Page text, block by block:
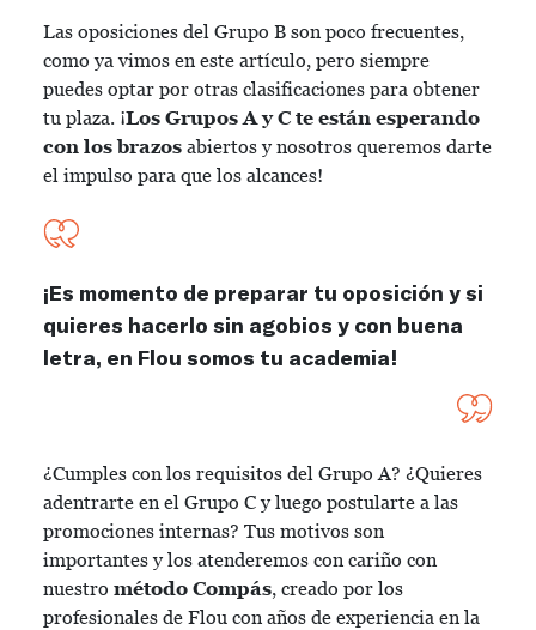
Las oposiciones del Grupo B son poco frecuentes,
como ya vimos en este artículo, pero siempre
puedes optar por otras clasificaciones para obtener
tu plaza. ¡Los Grupos A y C te están esperando
con los brazos abiertos y nosotros queremos darte
el impulso para que los alcances!
¡Es momento de preparar tu oposición y si
quieres hacerlo sin agobios y con buena
letra, en Flou somos tu academia!
¿Cumples con los requisitos del Grupo A? ¿Quieres
adentrarte en el Grupo C y luego postularte a las
promociones internas? Tus motivos son
importantes y los atenderemos con cariño con
nuestro método Compás, creado por los
profesionales de Flou con años de experiencia en la